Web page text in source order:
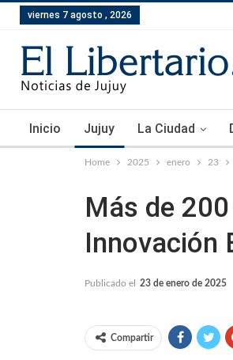
viernes 7 agosto , 2026
Inicio Jujuy La Ciudad
Home 2025 enero 23
Más de
Innovación
Publicado el 23 de enero de 2025
Compartir